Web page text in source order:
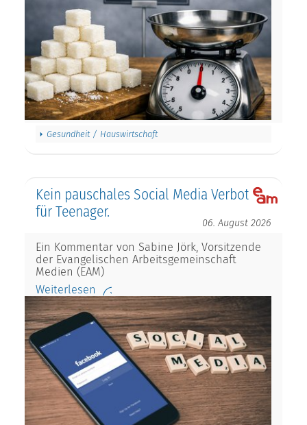
Gesundheit / Hauswirtschaft
Kein pauschales Social Media Verbot
für Teenager.
06. August 2026
Ein Kommentar von Sabine Jörk, Vorsitzende
der Evangelischen Arbeitsgemeinschaft
Medien (EAM)
Weiterlesen